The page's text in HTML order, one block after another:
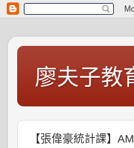
廖夫子教
【張偉豪統計課】